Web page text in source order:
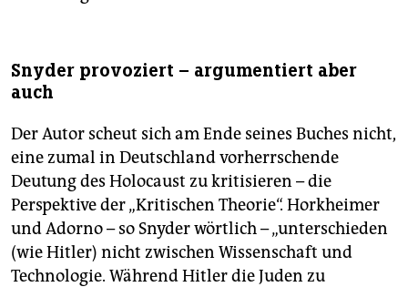
Snyder provoziert – argumentiert aber
auch
Der Autor scheut sich am Ende seines Buches nicht,
eine zumal in Deutschland vorherrschende
Deutung des Holocaust zu kritisieren – die
Perspektive der „Kritischen Theorie“. Horkheimer
und Adorno – so Snyder wörtlich – „unterschieden
(wie Hitler) nicht zwischen Wissenschaft und
Technologie. Während Hitler die Juden zu